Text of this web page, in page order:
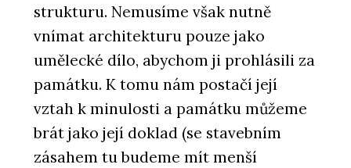
strukturu. Nemusíme však nutně
vnímat architekturu pouze jako
umělecké dílo, abychom ji prohlásili za
památku. K tomu nám postačí její
vztah k minulosti a památku můžeme
brát jako její doklad (se stavebním
zásahem tu budeme mít menší